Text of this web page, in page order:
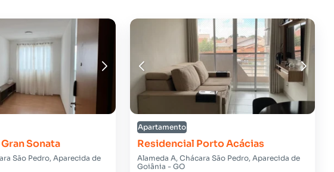
Sonata
São Pedro, Aparecida de
Apartamento
Residencial Porto Acácias
Alameda A, Chácara São Pedro, Aparecida de
Goiânia - GO